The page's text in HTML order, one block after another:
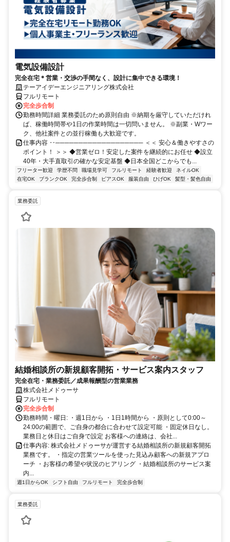
電気設備設計
完全在宅＊営業・交渉の手間なく、設計に集中できる環境！
テーアイデーエンジニアリング株式会社
フルリモート
完全歩合制
勤務時間詳細 業務委託のため原則自由 ※納期を厳守していただけれ
ば、稼働時間帯や1日の作業時間は一切問いません。 ※副業・Wワー
ク、他社案件との並行稼働も大歓迎です。
仕事内容 ‥─────────────────── ＜＜ 安心＆働きやすさの
ポイント！ ＞＞ ◆営業ゼロ！安定した案件を継続的にお任せ ◆設立
40年・大手直取引の確かな安定基盤 ◆日本全国どこからでも...
フリーター歓迎 学歴不問 職場見学可 フルリモート 経験者歓迎
ネイルOK
在宅OK
ブランクOK 完全歩合制 ピアスOK 服装自由 ひげOK 髪型・髪色自由
業務委託
結婚相談所の新規顧客開拓・サービス案内スタッフ
完全在宅・業務委託／成果報酬型の営業業務
株式会社メドゥーサ
フルリモート
完全歩合制
勤務時間・曜日: ・週1日から ・1日1時間から ・原則として0:00～
24:00の範囲で、ご自身の都合に合わせて設定可能 ・固定休日なし。
業務日と休日はご自身で設定 お客様への連絡は、会社...
仕事内容: 株式会社メドゥーサが運営する結婚相談所の新規顧客開拓
業務です。 ・指定の営業ツールを使った見込み顧客への新規アプロ
ーチ ・お客様の希望や状況のヒアリング ・結婚相談所のサービス案
内...
週1日からOK シフト自由 フルリモート 完全歩合制
業務委託